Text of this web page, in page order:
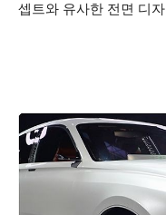
셉트와 유사한 전면 디